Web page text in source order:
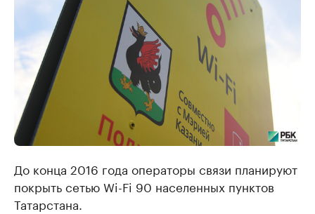
До конца 2016 года операторы связи планируют
покрыть сетью Wi-Fi 90 населенных пунктов
Татарстана.